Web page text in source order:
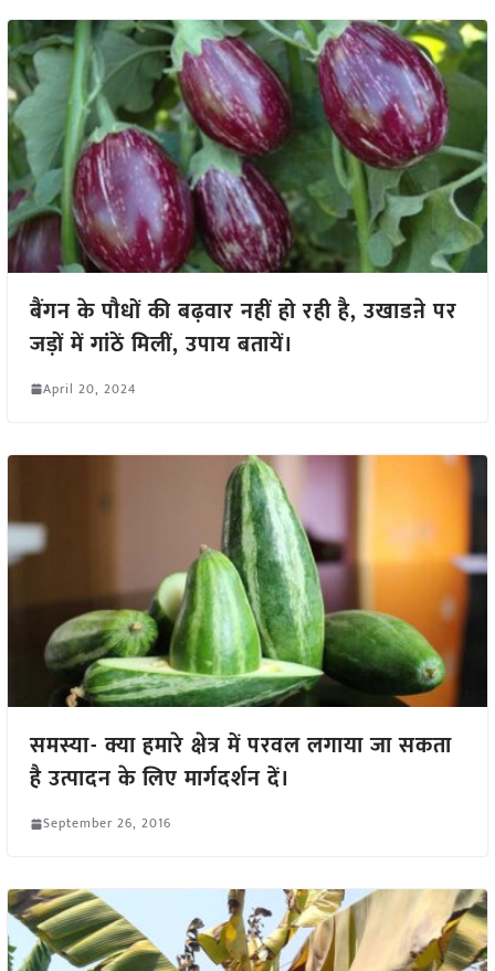
बैंगन के पौधों की बढ़वार नहीं हो रही है, उखाडऩे पर
जड़ों में गांठें मिलीं, उपाय बतायें।
April 20, 2024
समस्या- क्या हमारे क्षेत्र में परवल लगाया जा सकता
है उत्पादन के लिए मार्गदर्शन दें।
September 26, 2016